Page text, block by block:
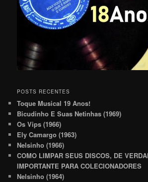
POSTS RECENTES
Toque Musical 19 Anos!
Bicudinho E Suas Netinhas (1969)
Os Vips (1966)
Ely Camargo (1963)
Nelsinho (1966)
COMO LIMPAR SEUS DISCOS, DE
IMPORTANTE PARA COLECIONADORES
Nelsinho (1964)